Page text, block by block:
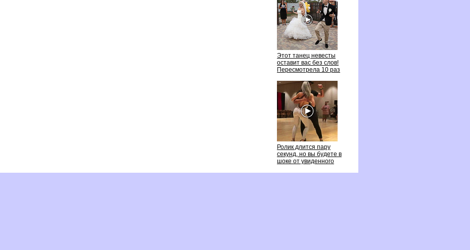
Этот танец невесты
оставит вас без слов!
Пересмотрела 10 раз
Ролик длится пару
секунд, но вы будете
шоке от увиденного